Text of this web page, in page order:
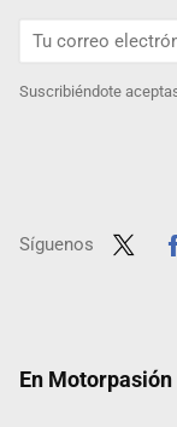
Suscribiéndote
Síguenos
En